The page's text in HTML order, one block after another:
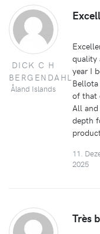
DICK C H
BERGENDAHL
Åland Islands
quality
year I
Bellota
of that
All and
depth
11.
2025
Très